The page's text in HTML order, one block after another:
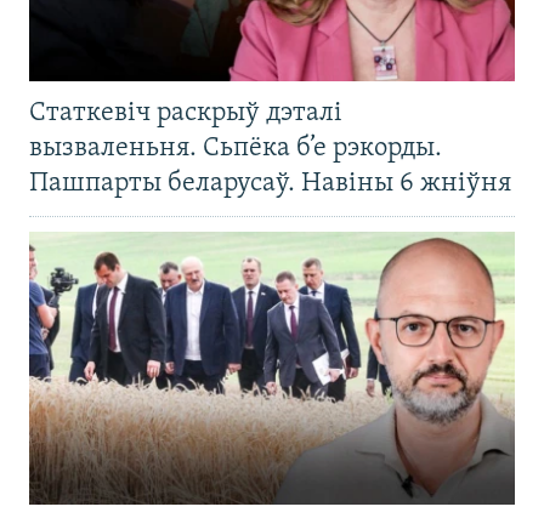
Статкевіч раскрыў дэталі
вызваленьня. Сьпёка б’е рэкорды.
Пашпарты беларусаў. Навіны 6 жніўня